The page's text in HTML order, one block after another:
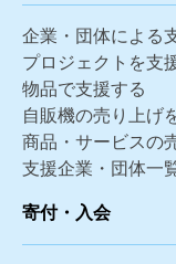
企業・団体による
プロジェクトを支
物品で支援する
自販機の売り上げ
商品・サービスの
支援企業・団体一
寄付・入会